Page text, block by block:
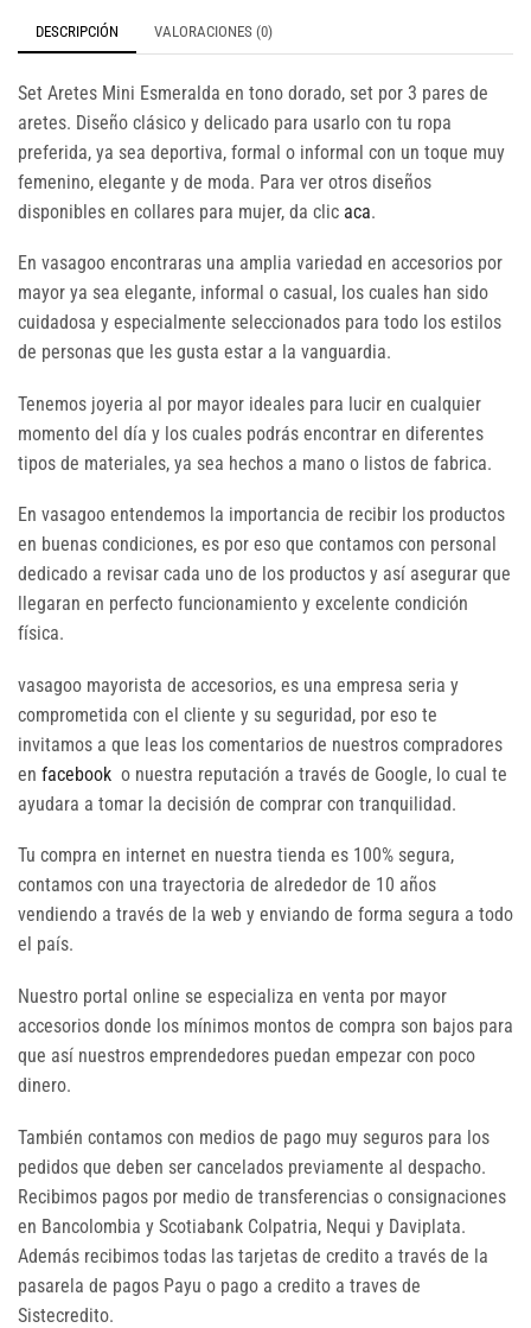
DESCRIPCIÓN VALORACIONES (0)
Set Aretes Mini Esmeralda en tono dorado, set por 3 pares de
aretes. Diseño clásico y delicado para usarlo con tu ropa
preferida, ya sea deportiva, formal o informal con un toque muy
femenino, elegante y de moda. Para ver otros diseños
disponibles en collares para mujer, da clic aca.
En vasagoo encontraras una amplia variedad en accesorios por
mayor ya sea elegante, informal o casual, los cuales han sido
cuidadosa y especialmente seleccionados para todo los estilos
de personas que les gusta estar a la vanguardia.
Tenemos joyeria al por mayor ideales para lucir en cualquier
momento del día y los cuales podrás encontrar en diferentes
tipos de materiales, ya sea hechos a mano o listos de fabrica.
En vasagoo entendemos la importancia de recibir los productos
en buenas condiciones, es por eso que contamos con personal
dedicado a revisar cada uno de los productos y así asegurar que
llegaran en perfecto funcionamiento y excelente condición
física.
vasagoo mayorista de accesorios, es una empresa seria y
comprometida con el cliente y su seguridad, por eso te
invitamos a que leas los comentarios de nuestros compradores
en facebook o nuestra reputación a través de Google, lo cual te
ayudara a tomar la decisión de comprar con tranquilidad.
Tu compra en internet en nuestra tienda es 100% segura,
contamos con una trayectoria de alrededor de 10 años
vendiendo a través de la web y enviando de forma segura a todo
el país.
Nuestro portal online se especializa en venta por mayor
accesorios donde los mínimos montos de compra son bajos para
que así nuestros emprendedores puedan empezar con poco
dinero.
También contamos con medios de pago muy seguros para los
pedidos que deben ser cancelados previamente al despacho.
Recibimos pagos por medio de transferencias o consignaciones
en Bancolombia y Scotiabank Colpatria, Nequi y Daviplata.
Además recibimos todas las tarjetas de credito a través de la
pasarela de pagos Payu o pago a credito a traves de
Sistecredito.